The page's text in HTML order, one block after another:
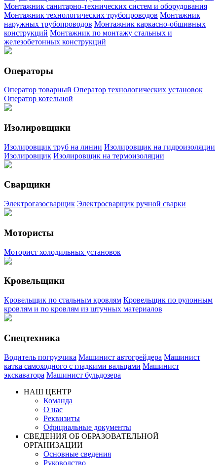
Монтажник санитарно-технических систем и оборудования
Монтажник технологических трубопроводов Монтажник
наружных трубопроводов Монтажник каркасно-обшивных
конструкций Монтажник по монтажу стальных и
железобетонных конструкций
Операторы
Оператор товарный Оператор технологических установок
Оператор котельной
Изолировщики
Изолировщик труб на линии Изолировщик на гидроизоляции
Изолировщик Изолировщик на термоизоляции
Сварщики
Электрогазосварщик Электросварщик ручной сварки
Мотористы
Моторист холодильных установок
Кровельщики
Кровельщик по стальным кровлям Кровельщик по рулонным
кровлям и по кровлям из штучных материалов
Спецтехника
Водитель погрузчика Машинист автогрейдера Машинист
катка самоходного с гладкими вальцами Машинист
экскаватора Машинист бульдозера
НАШ ЦЕНТР
Команда
О нас
Реквизиты
Официальные документы
СВЕДЕНИЯ ОБ ОБРАЗОВАТЕЛЬНОЙ
ОРГАНИЗАЦИИ
Основные сведения
Руководство